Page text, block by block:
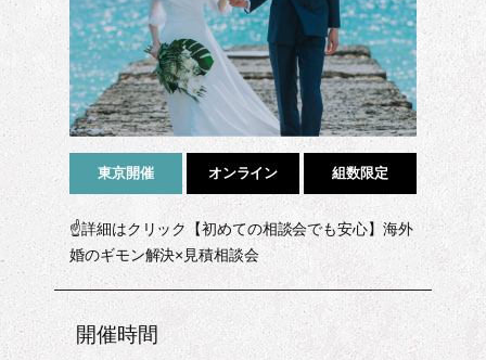
東京開催 オンライン 組数限定
☝詳細はクリック【初めての相談会でも安心】海外
婚のギモン解決×見積相談会
開催時間